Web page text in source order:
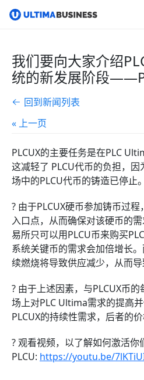
我们要向大家介绍
统的新发展阶段
回到新闻列表
« 上一页
PLCUX的主要任务是在PLC
这减轻了 PLCU代币的负担，因
场中的PLCU代币的铸造已停止。
? 由于PLCUX硬币参加铸币过
入口点，从而确保对该硬币的
易所只可以用PLCU币来购买
系统关键币的需求会加倍增长
续燃烧将导致供应减少，从而导
? 由于上述因素，与PLCUX币
场上对PLC Ultima需求的提高
PLCUX的持续性需求，后者的
? 观看视频，以了解如何激活你
PLCU: https://youtu.be/